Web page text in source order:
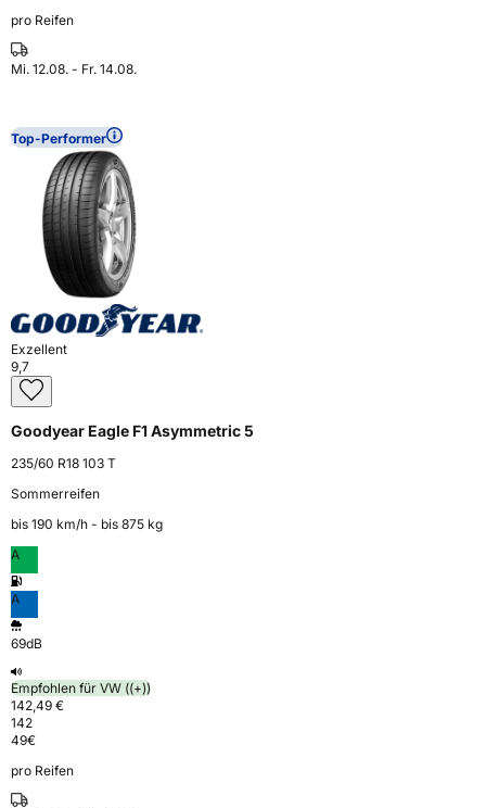
pro Reifen
Mi. 12.08. - Fr. 14.08.
Top-Performer
Exzellent
9,7
Goodyear Eagle F1 Asymmetric 5
235/60 R18 103 T
Sommerreifen
bis 190 km⁠/⁠h - bis 875 kg
A
A
69dB
Empfohlen für VW ((+))
142,49 €
142
49€
pro Reifen